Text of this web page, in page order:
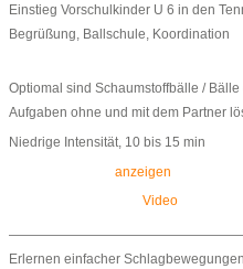
Einstieg Vorschulkinder U 6 in den
Begrüßung, Ballschule, Koordination
Optiomal sind Schaumstoffbälle /
Aufgaben ohne und mit dem Partner
Niedrige Intensität, 10 bis 15 min
anzeigen
Video
Erlernen einfacher